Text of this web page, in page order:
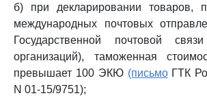
б) при декларировании товаров,
международных почтовых
Государственной почтовой
организаций), таможенная
превышает 100 ЭКЮ (письмоГТК
N 01-15/9751);